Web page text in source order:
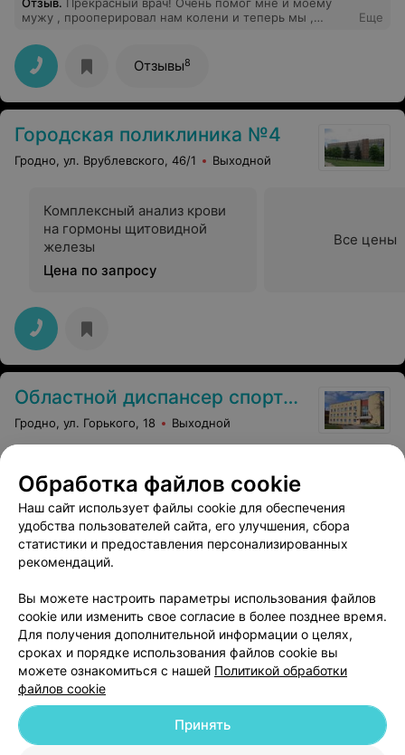
мужу , прооперировал нам колени и теперь мы ,
Еще
Отзывы8
Городская поликлиника №4
Гродно, ул. Врублевского, 46/1 Выходной
Комплексный анализ крови
на гормоны щитовидной
железы
Цена по запросу
Все цены
Областной диспансер спортивной медицины
Гродно, ул. Горького, 18 Выходной
Комплексный анализ крови
на гормоны щитовидной
железы
Цена по запросу
Все цены
Добавить компанию
Обработка файлов cookie
Наш сайт использует файлы cookie для обеспечения
удобства пользователей сайта, его улучшения, сбора
статистики и предоставления персонализированных
рекомендаций.
Вы можете настроить параметры использования файлов
cookie или изменить свое согласие в более позднее время.
Для получения дополнительной информации о целях,
сроках и порядке использования файлов cookie вы
можете ознакомиться с нашей Политикой обработки
файлов cookie
Принять